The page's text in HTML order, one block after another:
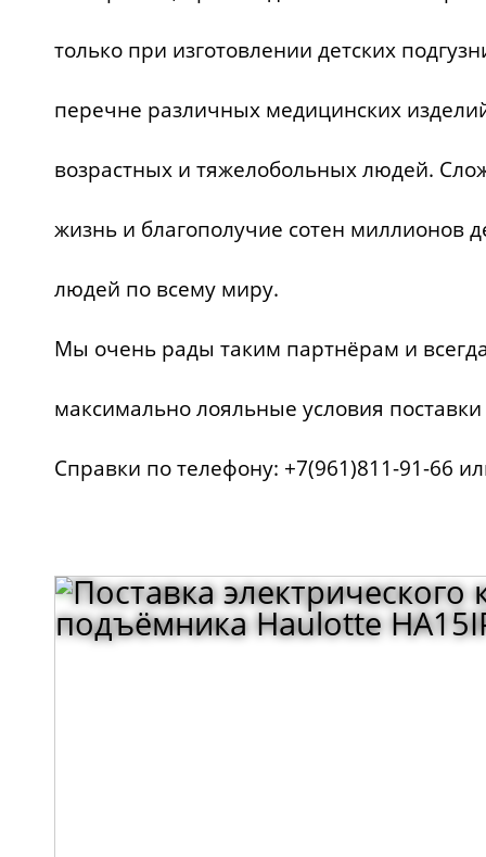
только при изготовлении детских
перечне различных медицинских
возрастных и тяжелобольных людей.
жизнь и благополучие сотен миллионов
людей по всему миру.
Мы очень рады таким партнёрам и
максимально лояльные условия
Справки по телефону: +7(961)811-91-66